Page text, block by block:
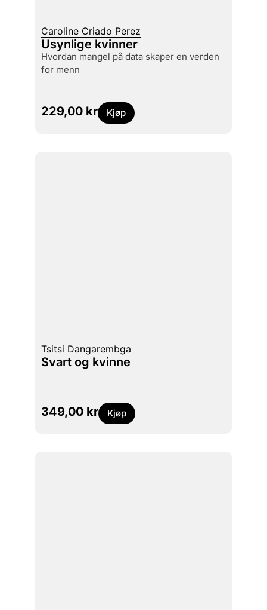
Caroline Criado Perez
Usynlige kvinner
hvordan mangel på data skaper en verden
for menn
229,00 kr Kjøp
Tsitsi Dangarembga
Svart og kvinne
349,00 kr Kjøp